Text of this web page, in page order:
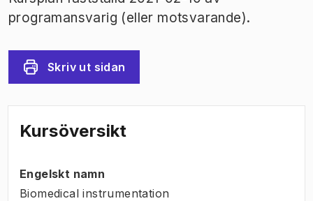
programansvarig (eller motsvarande).
Skriv ut sidan
Kursöversikt
Engelskt namn
Biomedical instrumentation